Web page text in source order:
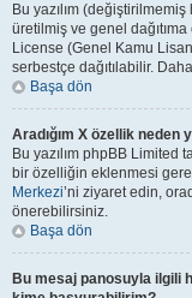
Bu yazılım
üretilmiş ve genel dağıtıma
License (Genel Kamu
serbestçe dağıtılabilir.
Başa dön
Aradığım X özellik neden
Bu yazılım phpBB Limited
bir özelliğin eklenmesi
Merkezi’ni ziyaret edin,
önerebilirsiniz.
Başa dön
Bu mesaj panosuyla ilgili